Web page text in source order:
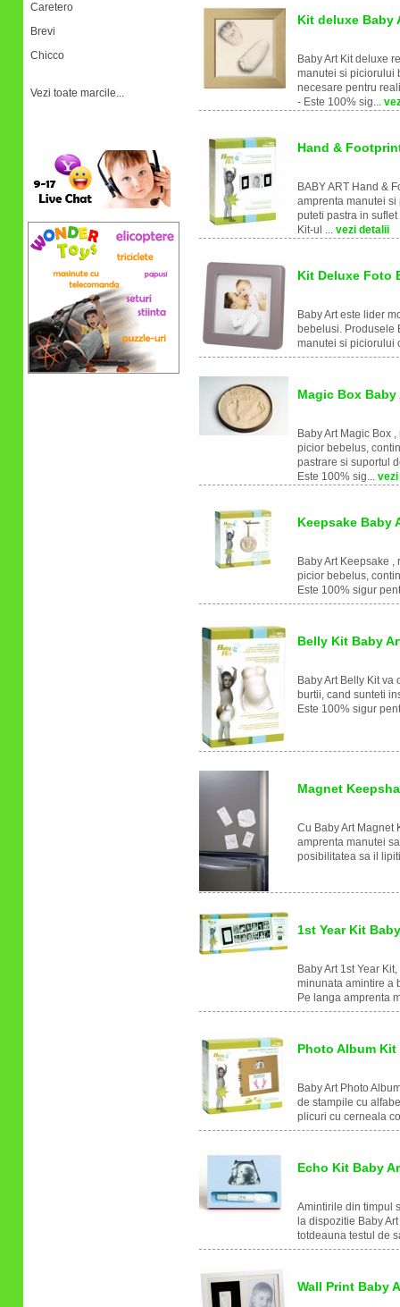
Caretero
Brevi
Chicco
Vezi toate marcile...
Kit deluxe Baby
Baby Art Kit deluxe
manutei si piciorului
necesare pentru
- Este 100% sig...
Hand &
BABY ART Hand &
amprenta manutei
puteti pastra in
Kit-ul ... vezi detalii
Kit Deluxe Foto
Baby Art este lider
bebelusi. Produsele
manutei si piciorului
Magic Box Baby
Baby Art Magic Box
picior bebelus,
pastrare si suportul
Este 100% sig...
Keepsake Baby
Baby Art Keepsake
picior bebelus,
Este 100% sigur
Belly Kit Baby
Baby Art Belly Kit
burtii, cand sunteti
Este 100% sigur
Magnet
Cu Baby Art Magnet
amprenta manutei
posibilitatea sa il
1st Year Kit
Baby Art 1st Year
minunata amintire a
Pe langa amprenta
Photo Album
Baby Art Photo
de stampile cu
plicuri cu cerneala
Echo Kit Baby
Amintirile din timpul
la dispozitie Baby
totdeauna testul de
Wall Print Baby